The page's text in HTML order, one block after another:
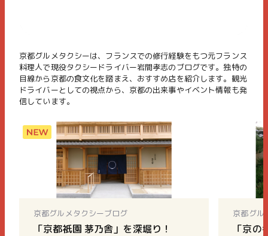
京都グルメタクシーは、フランスでの修行経験をもつ元フランス
料理人で現役タクシードライバー岩間孝志のブログです。独特の
目線から京都の食文化を踏まえ、おすすめ店を紹介します。観光
ドライバーとしての視点から、京都の出来事やイベント情報も発
信しています。
京都グルメタクシーブログ
「京都祇園 茅乃舎」を深堀り！
京都グル
「京